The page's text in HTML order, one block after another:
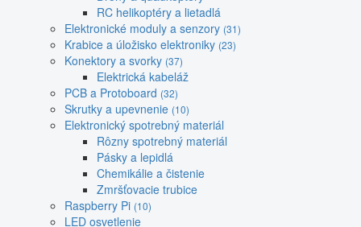
RC helikoptéry a lietadlá
Elektronické moduly a senzory (31)
Krabice a úložisko elektroniky (23)
Konektory a svorky (37)
Elektrická kabeláž
PCB a Protoboard (32)
Skrutky a upevnenie (10)
Elektronický spotrebný materiál
Rôzny spotrebný materiál
Pásky a lepidlá
Chemikálie a čistenie
Zmršťovacie trubice
Raspberry Pi (10)
LED osvetlenie